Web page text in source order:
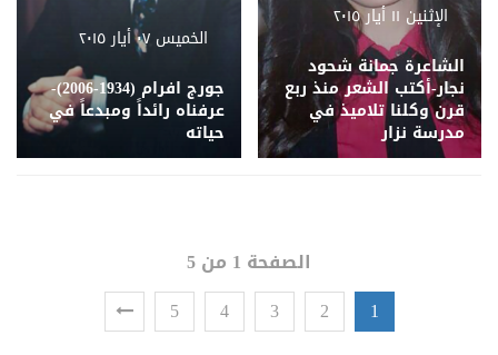
الإثنين ١١ أيار ٢٠١٥
الشاعرة جمانة شحود
نجار-أكتب الشعر منذ ربع
قرن وكلنا تلاميذ في
مدرسة نزار
الخميس ٠٧ أيار ٢٠١٥
​جورج افرام (1934-2006)-
عرفناه رائداً ومبدعاً في
حياته
الصفحة 1 من 5
1
2
3
4
5